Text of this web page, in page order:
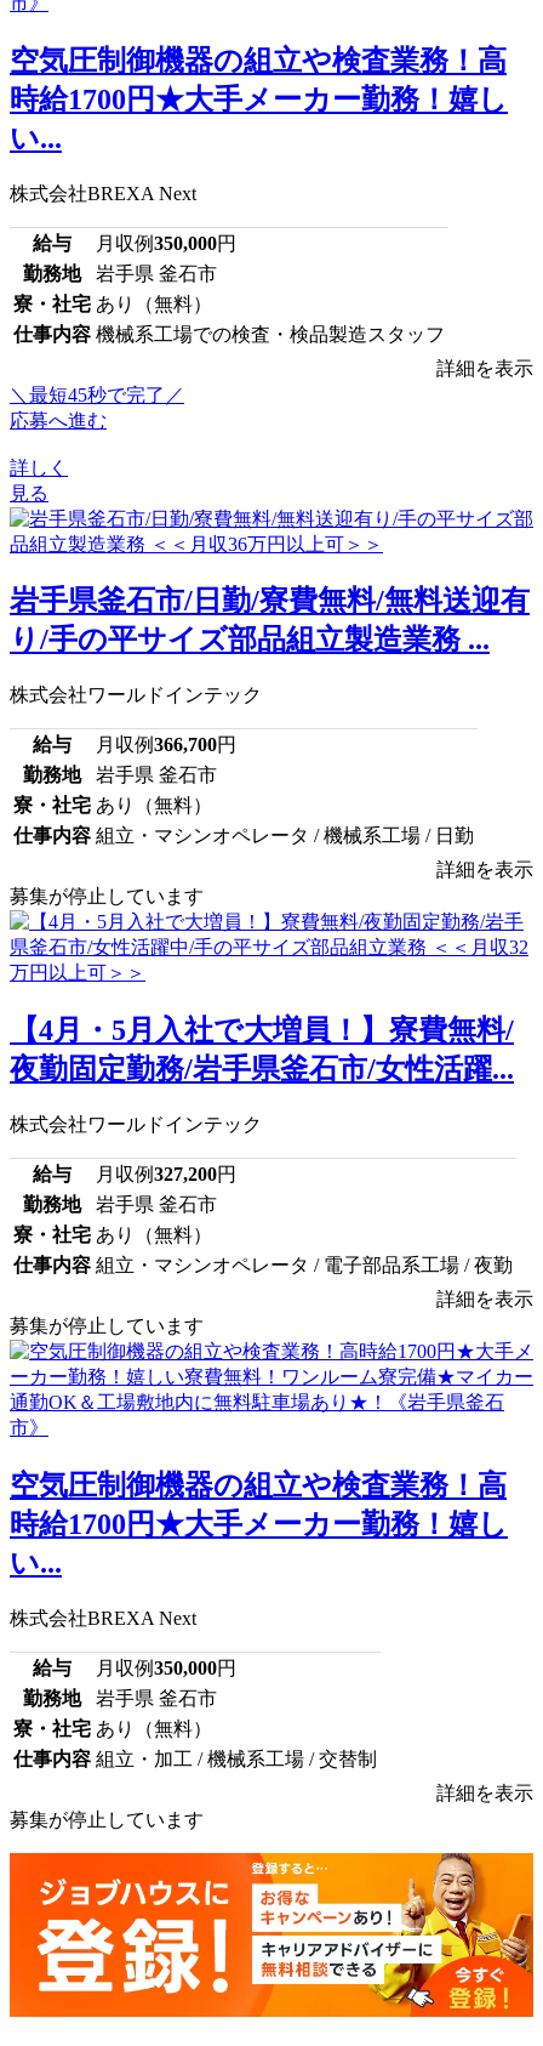
空気圧制御機器の組立や検査業務！高
時給1700円★大手メーカー勤務！嬉し
い...
株式会社BREXA Next
給与 月収例350,000円
勤務地
岩手県 釜石市
寮・社宅 あり（無料）
仕事内容 機械系工場での検査・検品製造スタッフ
詳細を表示
＼最短45秒で完了／
応募へ進む
詳しく
見る
岩手県釜石市/日勤/寮費無料/無料送迎有
り/手の平サイズ部品組立製造業務 ...
株式会社ワールドインテック
給与 月収例366,700円
勤務地
岩手県 釜石市
寮・社宅 あり（無料）
仕事内容 組立・マシンオペレータ / 機械系工場 / 日勤
詳細を表示
募集が停止しています
【4月・5月入社で大増員！】寮費無料/
夜勤固定勤務/岩手県釜石市/女性活躍...
株式会社ワールドインテック
給与 月収例327,200円
勤務地
岩手県 釜石市
寮・社宅 あり（無料）
仕事内容 組立・マシンオペレータ / 電子部品系工場 / 夜勤
詳細を表示
募集が停止しています
空気圧制御機器の組立や検査業務！高
時給1700円★大手メーカー勤務！嬉し
い...
株式会社BREXA Next
給与 月収例350,000円
勤務地
岩手県 釜石市
寮・社宅 あり（無料）
仕事内容 組立・加工 / 機械系工場 / 交替制
詳細を表示
募集が停止しています